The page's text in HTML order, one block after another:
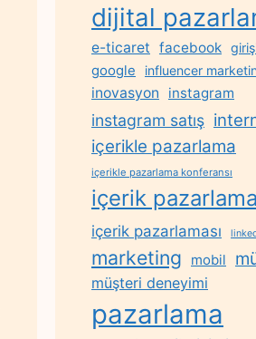
dijital
e-ticaret facebook
google influencer
inovasyon instagram
instagram satış
içerikle pazarlama
içerikle pazarlama konferansı
içerik pazarlama
içerik pazarlaması
marketing mobil
müşteri deneyimi
pazarlama